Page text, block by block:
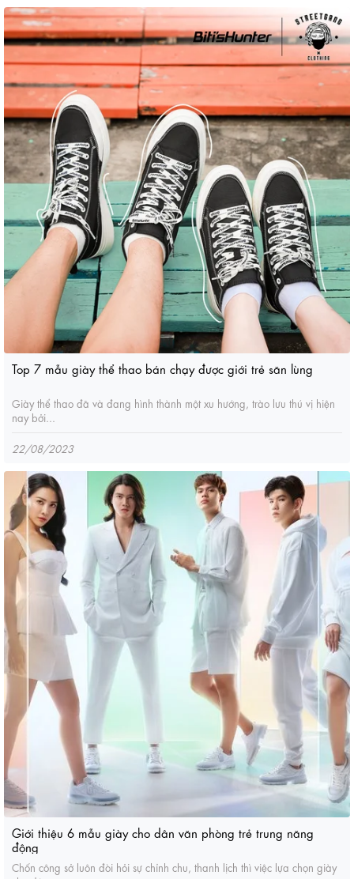
Top 7 mẫu giày thể thao bán chạy được giới trẻ săn lùng
Giày thể thao đã và đang hình thành một xu hướng, trào lưu thú vị hiện
nay bởi...
22/08/2023
Giới thiệu 6 mẫu giày cho dân văn phòng trẻ trung năng
động
Chốn công sở luôn đòi hỏi sự chỉnh chu, thanh lịch thì việc lựa chọn giày